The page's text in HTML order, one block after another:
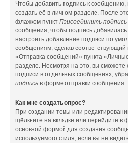
Чтобы добавить подпись к
создать её в личном разделе. После
флажком пунктПрисоединить подпись
сообщения, чтобы подпись
настроить добавление подписи по
сообщениям, сделав соответствующий
«Отправка сообщений» пункта
разделе. Несмотря на это, вы сможете
подписи в отдельных сообщениях,
подпись в форме отправки сообщения.
Как мне создать опрос?
При создании темы или
щёлкните на вкладке или перейдите в
основной формой для создания
используемого стиля; если вы не